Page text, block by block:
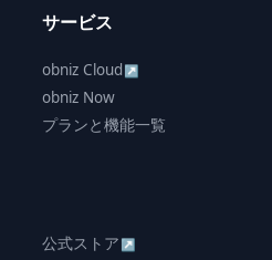
サービス
obniz Cloud ↗
obniz Now
プランと機能一覧
公式ストア ↗